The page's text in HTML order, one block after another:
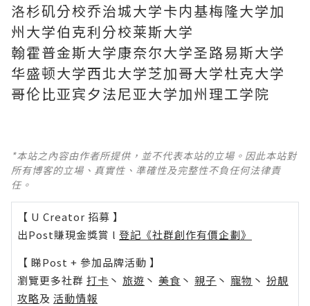
洛杉矶分校乔治城大学卡内基梅隆大学加
州大学伯克利分校莱斯大学
翰霍普金斯大学康奈尔大学圣路易斯大学
华盛顿大学西北大学芝加哥大学杜克大学
哥伦比亚宾夕法尼亚大学加州理工学院
*本站之內容由作者所提供，並不代表本站的立場。因此本站對
所有博客的立場、真實性、準確性及完整性不負任何法律責
任。
【 U Creator 招募 】
出Post賺現金獎賞 l 登記《社群創作有價企劃》
【 睇Post + 參加品牌活動 】
瀏覽更多社群 打卡 丶 旅遊 丶 美食 丶 親子 丶 寵物 丶 扮靚
攻略及 活動情報